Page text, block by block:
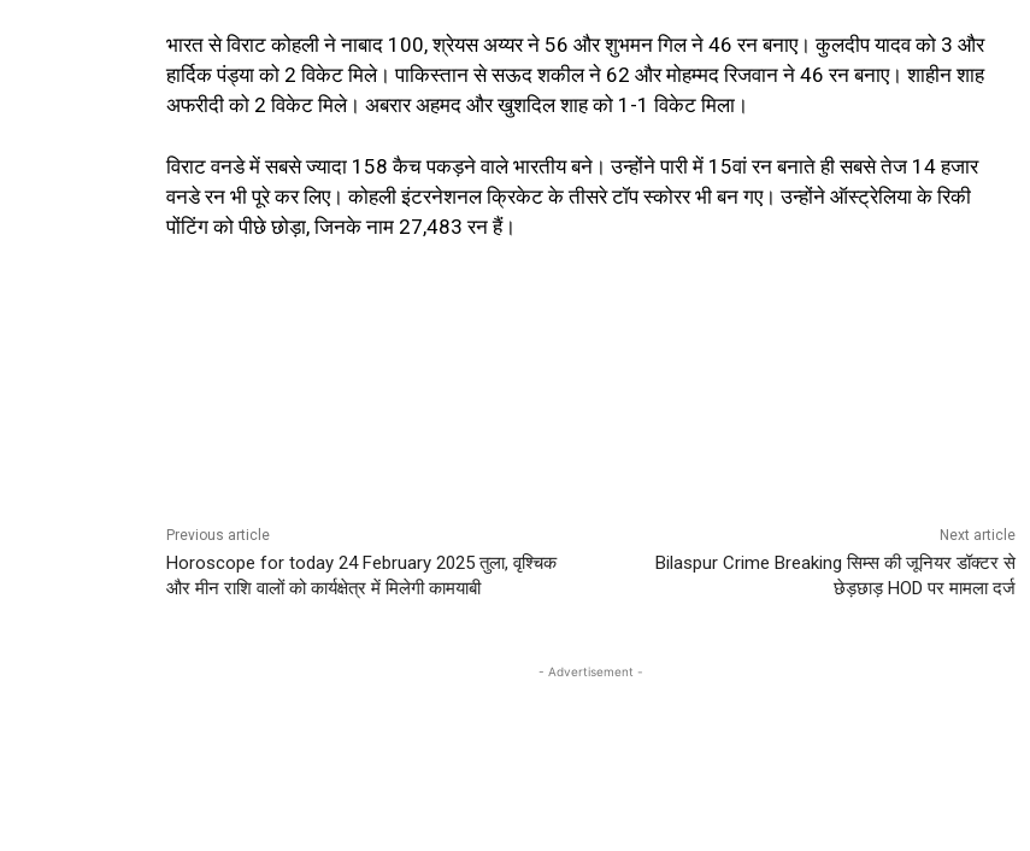
भारत से विराट कोहली ने नाबाद 100, श्रेयस अय्यर ने 56 और शुभमन गिल ने 46 रन बनाए। कुलदीप यादव को 3 और
हार्दिक पंड्या को 2 विकेट मिले। पाकिस्तान से सऊद शकील ने 62 और मोहम्मद रिजवान ने 46 रन बनाए। शाहीन शाह
अफरीदी को 2 विकेट मिले। अबरार अहमद और खुशदिल शाह को 1-1 विकेट मिला।
विराट वनडे में सबसे ज्यादा 158 कैच पकड़ने वाले भारतीय बने। उन्होंने पारी में 15वां रन बनाते ही सबसे तेज 14 हजार
वनडे रन भी पूरे कर लिए। कोहली इंटरनेशनल क्रिकेट के तीसरे टॉप स्कोरर भी बन गए। उन्होंने ऑस्ट्रेलिया के रिकी
पोंटिंग को पीछे छोड़ा, जिनके नाम 27,483 रन हैं।
Previous article
Horoscope for today 24 February 2025 तुला, वृश्चिक
और मीन राशि वालों को कार्यक्षेत्र में मिलेगी कामयाबी
Next article
Bilaspur Crime Breaking सिम्स की जूनियर डॉक्टर से
छेड़छाड़ HOD पर मामला दर्ज
- Advertisement -